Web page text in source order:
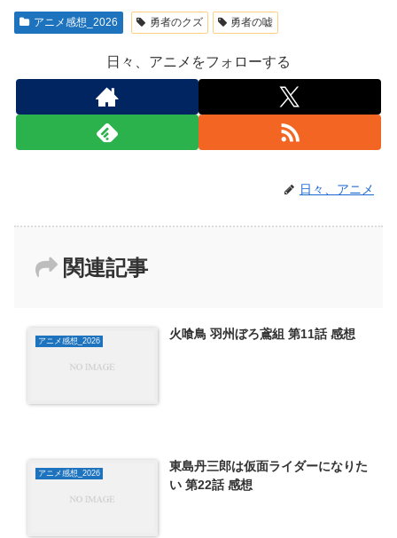
アニメ感想_2026 勇者のクズ 勇者の嘘
日々、アニメをフォローする
日々、アニメ
関連記事
アニメ感想_2026 火喰鳥 羽州ぼろ鳶組 第11話 感想
アニメ感想_2026
東島丹三郎は仮面ライダーになりた
い 第22話 感想